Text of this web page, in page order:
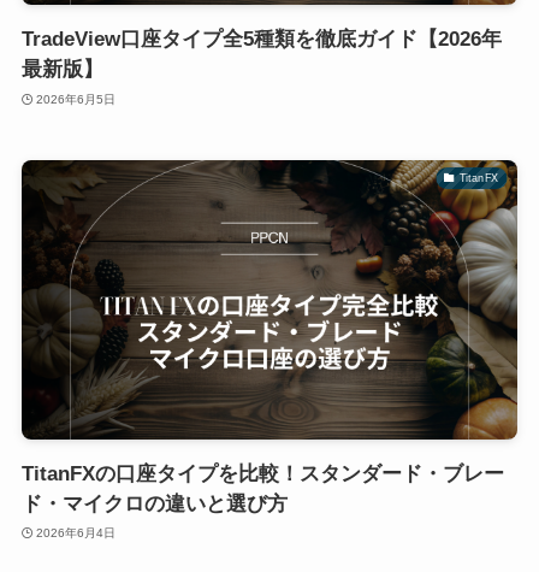
TradeView口座タイプ全5種類を徹底ガイド【2026年
最新版】
2026年6月5日
TitanFX
TitanFXの口座タイプを比較！スタンダード・ブレー
ド・マイクロの違いと選び方
2026年6月4日